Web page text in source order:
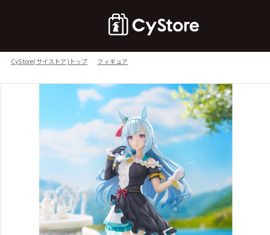
CyStore(サイストア)トップ フィギュア